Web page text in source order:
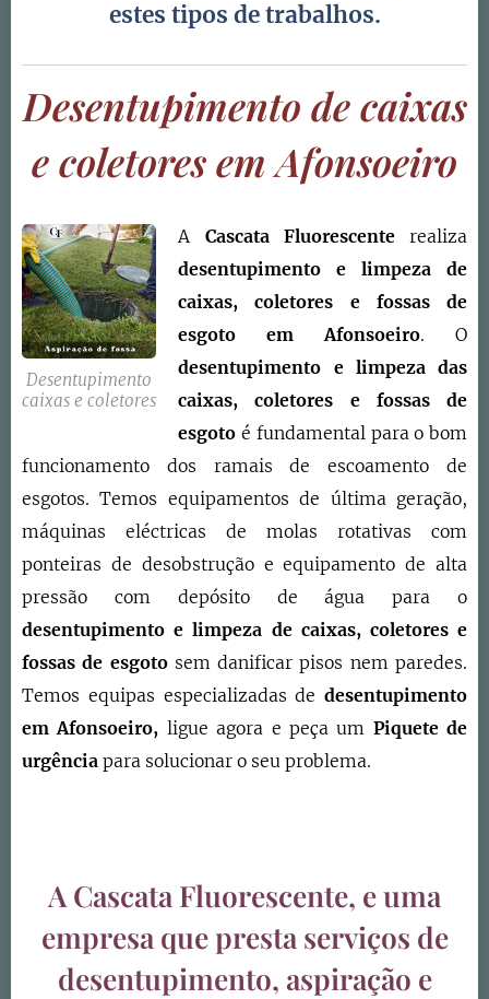
estes tipos de trabalhos.
Desentupimento de caixas
e coletores em Afonsoeiro
Desentupimento
caixas e coletores
A Cascata Fluorescenterealiza
desentupimento e limpeza de
caixas, coletores e fossas de
esgoto
emAfonsoeiro. O
desentupimento e limpeza das
caixas, coletores e fossas de
esgoto é fundamental para o bom
funcionamento dos ramais de escoamento de
esgotos. Temos equipamentos de última geração,
máquinas eléctricas de molas rotativas com
ponteiras de desobstrução e equipamento de alta
pressão com depósito de água para o
desentupimento e limpeza de caixas, coletores e
fossas de esgotosem danificar pisos nem paredes.
Temos equipas especializadas de desentupimento
emAfonsoeiro, ligue agora e peça um Piquete de
urgência para solucionar o seu problema.
A Cascata Fluorescente, e uma
empresa que presta serviços de
desentupimento, aspiração e